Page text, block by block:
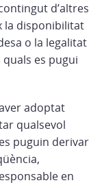
d’altres
la disponibilitat
o la legalitat
es pugui
adoptat
qualsevol
puguin derivar
en